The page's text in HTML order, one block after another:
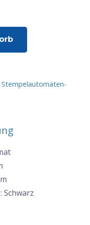
Stempelautomaten-
Schwarz